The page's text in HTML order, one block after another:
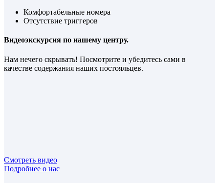
Комфортабельные номера
Отсутствие триггеров
Видеоэкскурсия по нашему центру.
Нам нечего скрывать! Посмотрите и убедитесь сами в
качестве содержания наших постояльцев.
Смотреть видео
Подробнее о нас